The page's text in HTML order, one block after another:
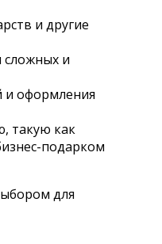
и другие
сложных и
и оформления
такую как
подарком
для